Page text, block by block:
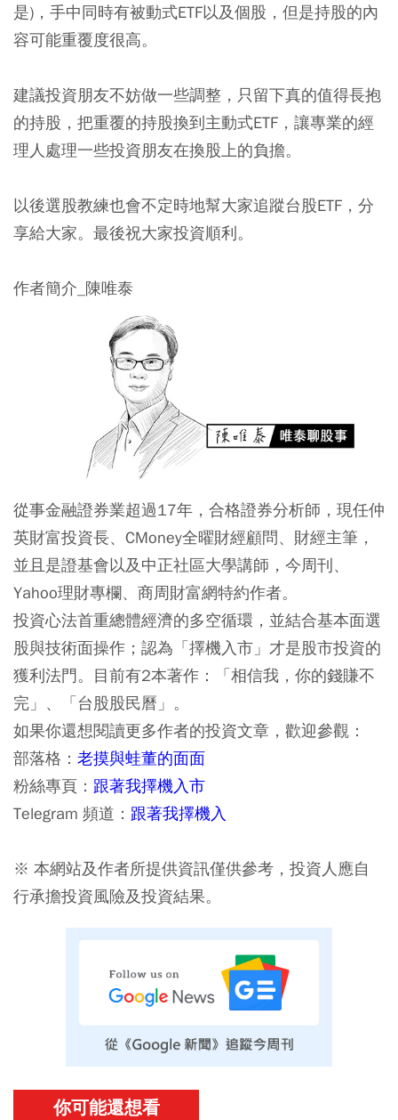
是)，手中同時有被動式ETF以及個股，但是持股的內
容可能重覆度很高。
建議投資朋友不妨做一些調整，只留下真的值得長抱
的持股，把重覆的持股換到主動式ETF，讓專業的經
理人處理一些投資朋友在換股上的負擔。
以後選股教練也會不定時地幫大家追蹤台股ETF，分
享給大家。最後祝大家投資順利。
作者簡介_陳唯泰
從事金融證券業超過17年，合格證券分析師，現任仲
英財富投資長、CMoney全曜財經顧問、財經主筆，
並且是證基會以及中正社區大學講師，今周刊、
Yahoo理財專欄、商周財富網特約作者。
投資心法首重總體經濟的多空循環，並結合基本面選
股與技術面操作；認為「擇機入市」才是股市投資的
獲利法門。目前有2本著作：「相信我，你的錢賺不
完」、「台股股民曆」。
如果你還想閱讀更多作者的投資文章，歡迎參觀：
部落格： 老摸與蛙董的面面
粉絲專頁： 跟著我擇機入市
Telegram 頻道： 跟著我擇機入
※ 本網站及作者所提供資訊僅供參考，投資人應自
行承擔投資風險及投資結果。